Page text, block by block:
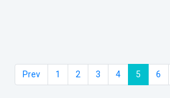
Prev 1 2 3 4 5(current)
6